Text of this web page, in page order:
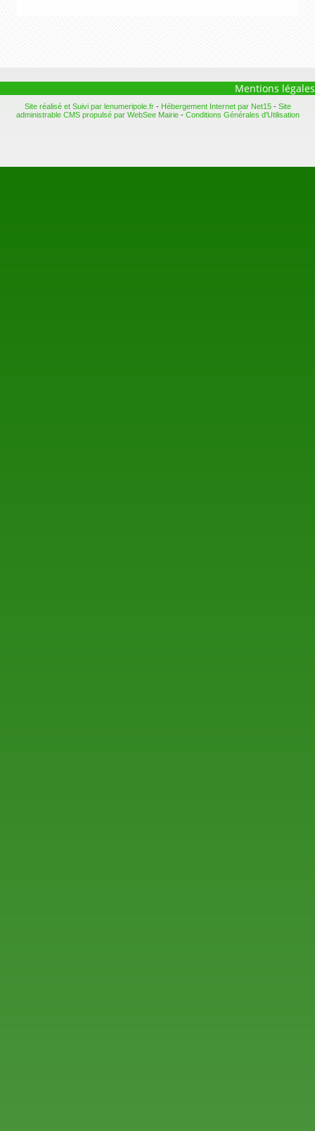
Mentions légales
Site réalisé et Suivi par lenumeripole.fr- Hébergement Internet par Net15- Site
administrable CMS propulsé par WebSee Mairie- Conditions Générales d'Utilisation